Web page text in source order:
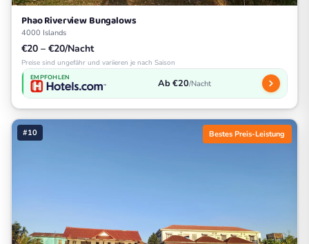
Phao Riverview Bungalows
4000 Islands
€20 – €20/Nacht
Preise sind ungefähr und variieren je nach Saison
EMPFOHLEN Ab €20/Nacht
#10 Bestes Preis-Leistung